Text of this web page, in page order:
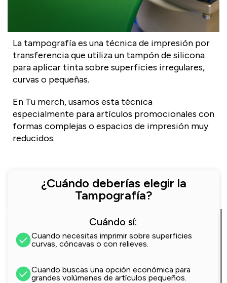
La tampografía es una técnica de impresión por
transferencia que utiliza un tampón de silicona
para aplicar tinta sobre superficies irregulares,
curvas o pequeñas.​
En Tu merch, usamos esta técnica
especialmente para artículos promocionales con
formas complejas o espacios de impresión muy
reducidos.​
¿Cuándo deberías elegir la
Tampografía?​
Cuándo sí:
Cuando necesitas imprimir sobre superficies
curvas, cóncavas o con relieves.
Cuando buscas una opción económica para
grandes volúmenes de artículos pequeños.